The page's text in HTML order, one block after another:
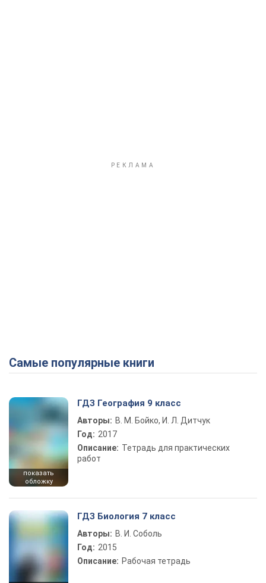
Самые популярные книги
показать
обложку
ГДЗ География 9 класс
Авторы: В. М. Бойко, И. Л. Дитчук
Год: 2017
Описание: Тетрадь для практических
работ
ГДЗ Биология 7 класс
Авторы: В. И. Соболь
Год: 2015
Описание: Рабочая тетрадь